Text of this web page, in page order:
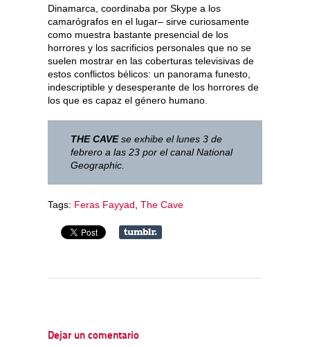
Dinamarca, coordinaba por Skype a los
camarógrafos en el lugar– sirve curiosamente
como muestra bastante presencial de los
horrores y los sacrificios personales que no se
suelen mostrar en las coberturas televisivas de
estos conflictos bélicos: un panorama funesto,
indescriptible y desesperante de los horrores de
los que es capaz el género humano.
THE CAVEse exhibe el lunes 3 de
febrero a las 23 por el canal National
Geographic.
Tags: Feras Fayyad, The Cave
Dejar un comentario